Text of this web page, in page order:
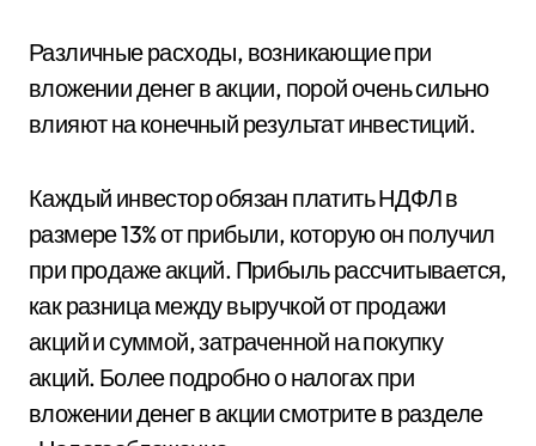
Различные расходы, возникающие при
вложении денег в акции, порой очень сильно
влияют на конечный результат инвестиций.
Каждый инвестор обязан платить НДФЛ в
размере 13% от прибыли, которую он получил
при продаже акций. Прибыль рассчитывается,
как разница между выручкой от продажи
акций и суммой, затраченной на покупку
акций. Более подробно о налогах при
вложении денег в акции смотрите в разделе